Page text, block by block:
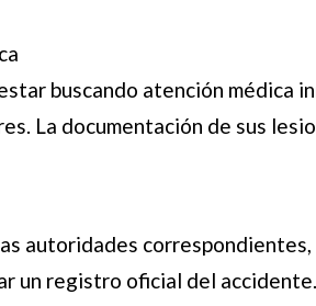
buscando atención médica
La documentación de sus
autoridades correspondientes,
un registro oficial del